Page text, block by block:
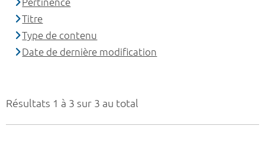
Résultats 1 à 3 sur 3 au total
Titre
Type de contenu
Date de dernière modification